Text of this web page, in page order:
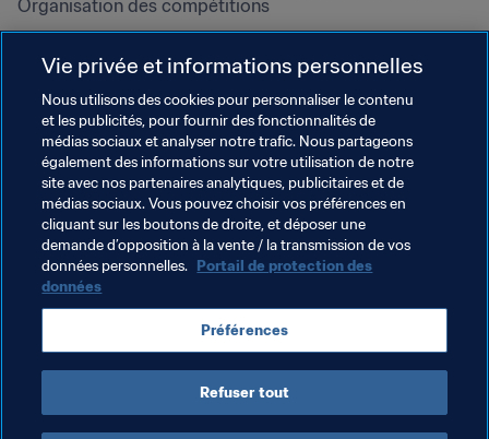
Organisation des compétitions
Développement durable
Droits de l'homme et lutte contre
la discrimination
Santé et médical
Initiatives en matière de
formation
CONDITIONS D'UTILISATION
PORTAIL DE LA FIFA SUR LA PROTECTION DES DONNÉES
TÉLÉCHARGEMENTS
PARAMÈTRAGE DES COOKIES
Droits d'auteur © 1994 - 2025 FIFA. Tous les droits sont réservés.
Vie privée et informations personnelles
Nous utilisons des cookies pour personnaliser le contenu
et les publicités, pour fournir des fonctionnalités de
médias sociaux et analyser notre trafic. Nous partageons
également des informations sur votre utilisation de notre
site avec nos partenaires analytiques, publicitaires et de
médias sociaux. Vous pouvez choisir vos préférences en
cliquant sur les boutons de droite, et déposer une
demande d’opposition à la vente / la transmission de vos
données personnelles. Portail de protection des
données
Préférences
Refuser tout